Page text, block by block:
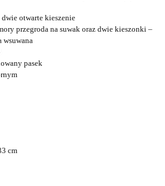
otwarte kieszenie
przegroda na suwak oraz dwie kieszonki –
wsuwana
pasek
cm